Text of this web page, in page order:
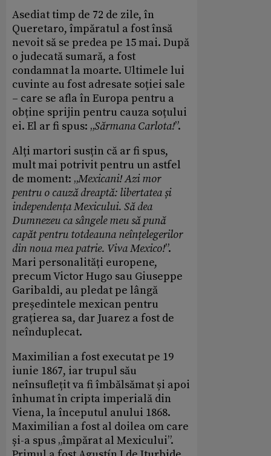
Asediat timp de 72 de zile, în
Queretaro, împăratul a fost însă
nevoit să se predea pe 15 mai. După
o judecată sumară, a fost
condamnat la moarte. Ultimele lui
cuvinte au fost adresate soției sale
– care se afla în Europa pentru a
obține sprijin pentru cauza soțului
ei. El ar fi spus: „Sărmana Carlota!”.
Alți martori susțin că ar fi spus,
mult mai potrivit pentru un astfel
de moment: „Mexicani! Azi mor
pentru o cauză dreaptă: libertatea și
independența Mexicului. Să dea
Dumnezeu ca sângele meu să pună
capăt pentru totdeauna neînțelegerilor
din noua mea patrie. Viva Mexico!”.
Mari personalități europene,
precum Victor Hugo sau Giuseppe
Garibaldi, au pledat pe lângă
președintele mexican pentru
grațierea sa, dar Juarez a fost de
neînduplecat.
Maximilian a fost executat pe 19
iunie 1867, iar trupul său
neînsuflețit va fi îmbălsămat și apoi
înhumat în cripta imperială din
Viena, la începutul anului 1868.
Maximilian a fost al doilea om care
și-a spus „împărat al Mexicului”.